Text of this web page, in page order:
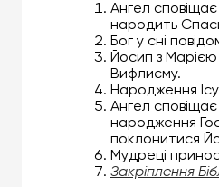
Ангел
народить
Бог у сні
Йосип з Марією
Вифлиєму.
Народження
Ангел
народження
поклонитися
Мудреці
Закріплення